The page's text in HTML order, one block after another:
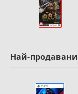
Най-продавани